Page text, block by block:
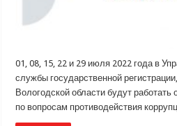
01, 08, 15, 22 и 29 июля 2022 года в
службы государственной
Вологодской области будут
по вопросам противодействия